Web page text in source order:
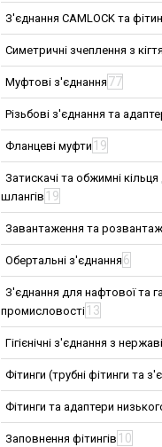
З'єднання CAMLOCK та
Симетричні зчеплення з
Муфтові з'єднання 77
Різьбові з'єднання та
Фланцеві муфти 19
Затискачі та обжимні кільця
шлангів 19
Завантаження та
Обертальні з'єднання 6
З'єднання для нафтової та
промисловості 13
Гігієнічні з'єднання з
Фітинги (трубні фітинги та
Фітинги та адаптери
Заповнення фітингів 10